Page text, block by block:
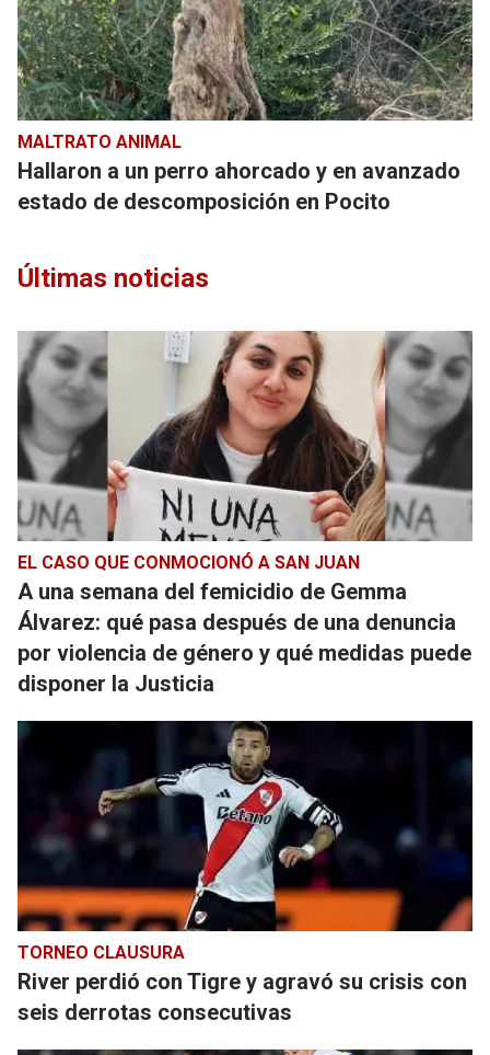
MALTRATO ANIMAL
Hallaron a un perro ahorcado y en avanzado
estado de descomposición en Pocito
Últimas noticias
EL CASO QUE CONMOCIONÓ A SAN JUAN
A una semana del femicidio de Gemma
Álvarez: qué pasa después de una denuncia
por violencia de género y qué medidas puede
disponer la Justicia
TORNEO CLAUSURA
River perdió con Tigre y agravó su crisis con
seis derrotas consecutivas